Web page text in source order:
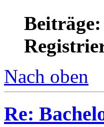
Beiträge:
Nach oben
Re: